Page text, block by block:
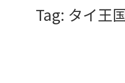
クライアントの声
出版書籍等
個人情報保護法関連
株式・M&A関連法務
Tag: タイ王